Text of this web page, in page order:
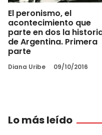
El peronismo, el
acontecimiento que
parte en dos la
de Argentina. Primera
parte
Diana Uribe 09/10/2016
Lo más leído